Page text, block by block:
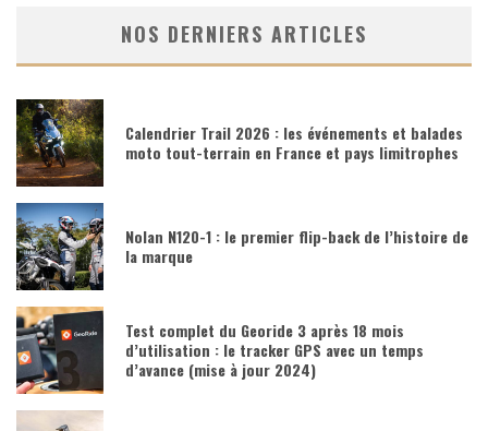
NOS DERNIERS ARTICLES
Calendrier Trail 2026 : les événements et balades
moto tout-terrain en France et pays limitrophes
Nolan N120-1 : le premier flip-back de l’histoire de
la marque
Test complet du Georide 3 après 18 mois
d’utilisation : le tracker GPS avec un temps
d’avance (mise à jour 2024)